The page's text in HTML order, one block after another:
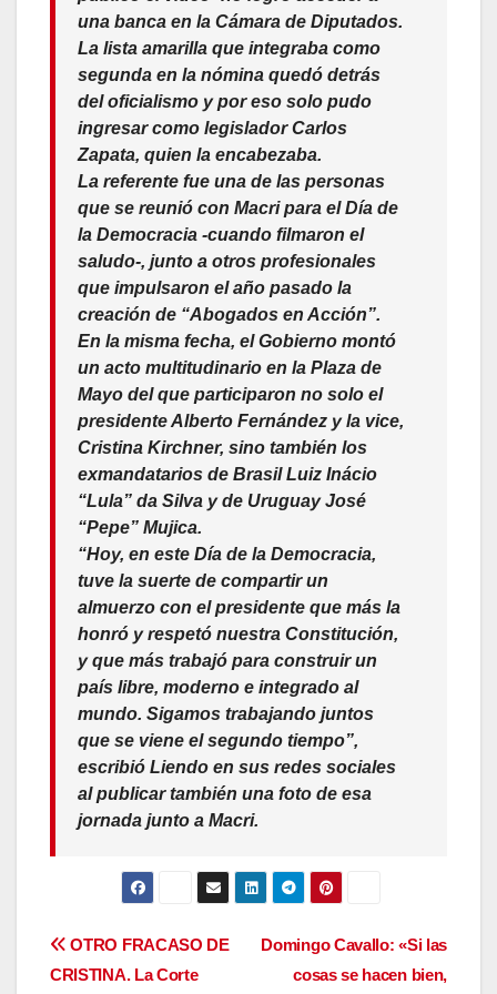
una banca en la Cámara de Diputados.
La lista amarilla que integraba como
segunda en la nómina quedó detrás
del oficialismo y por eso solo pudo
ingresar como legislador Carlos
Zapata, quien la encabezaba.
La referente fue una de las personas
que se reunió con Macri para el Día de
la Democracia -cuando filmaron el
saludo-, junto a otros profesionales
que impulsaron el año pasado la
creación de “Abogados en Acción”.
En la misma fecha, el Gobierno montó
un acto multitudinario en la Plaza de
Mayo del que participaron no solo el
presidente Alberto Fernández y la vice,
Cristina Kirchner, sino también los
exmandatarios de Brasil Luiz Inácio
“Lula” da Silva y de Uruguay José
“Pepe” Mujica.
“Hoy, en este Día de la Democracia,
tuve la suerte de compartir un
almuerzo con el presidente que más la
honró y respetó nuestra Constitución,
y que más trabajó para construir un
país libre, moderno e integrado al
mundo. Sigamos trabajando juntos
que se viene el segundo tiempo”,
escribió Liendo en sus redes sociales
al publicar también una foto de esa
jornada junto a Macri.
Navegación
Domingo Cavallo: «Si las
cosas se hacen bien,
OTRO FRACASO DE
CRISTINA. La Corte